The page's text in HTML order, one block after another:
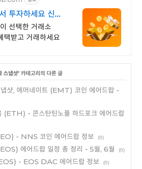
투자하세요 신규
선택한 거래소
택받고 거래하세요
스냅샷' 카테고리의 다른 글
, 에머네이트 (EMT) 코인 에어드랍 -
- 콘스탄틴노플 하드포크 에어드랍
- NNS 코인 에어드랍 정보 (0)
에어드랍 일정 총 정리 - 5월, 6월 (0)
- EOS DAC 에어드랍 정보 (0)